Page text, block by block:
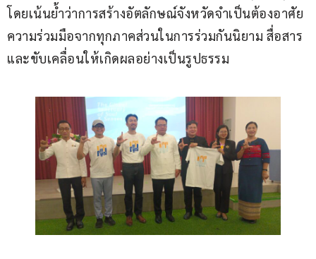
โดยเน้นย้ำว่าการสร้างอัตลักษณ์จังหวัดจำเป็นต้องอาศัย
ความร่วมมือจากทุกภาคส่วนในการร่วมกันนิยาม สื่อสาร
และขับเคลื่อนให้เกิดผลอย่างเป็นรูปธรรม